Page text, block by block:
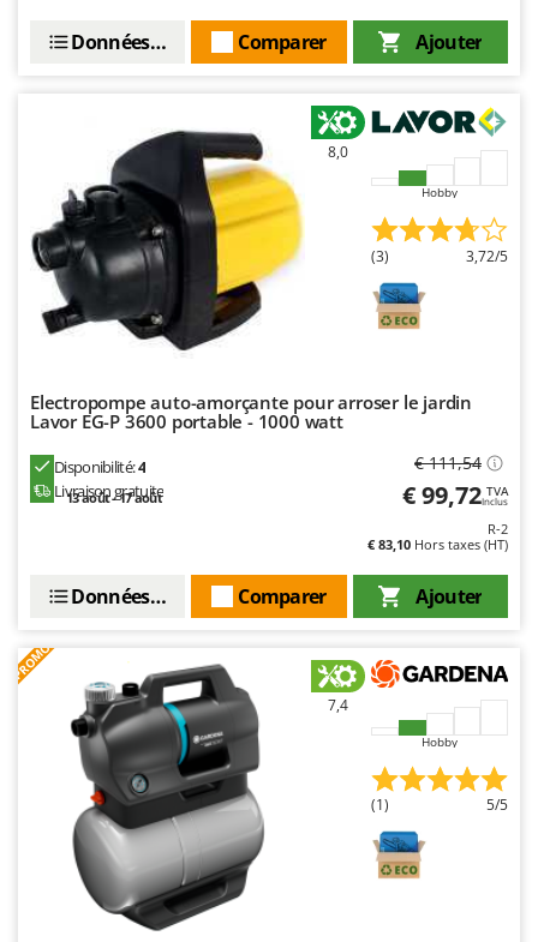
Udor
Verdemax
Vesco
Volpi
Waldner
Weber
Wiper EcoRobot
Wortex
Yard Force
Z
Zephir
ZGrills
Zodiac
Zomax
Ajouter
Comparer
Données techniques
8,0
Hobby
(3) 3,72/5
Electropompe auto-amorçante pour arroser le jardin
Lavor EG-P 3600 portable - 1000 watt
Disponibilité:4
Livraison gratuite
13 août - 17 août
€ 111,54
€ 99,72 TVA
Inclus
R-2
€ 83,10 Hors taxes (HT)
Ajouter
Comparer
Données techniques
PROMO
7,4
Hobby
(1) 5/5